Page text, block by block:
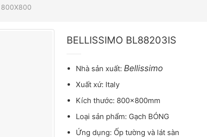
800X800
BELLISSIMO BL88203IS
Nhà sản xuất: Bellissimo
Xuất xứ: Italy
Kích thước: 800x800mm
Loại sản phẩm: Gạch BÓNG
Ứng dụng: Ốp tường và lát sàn